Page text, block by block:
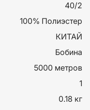
40/2
100% Полиэстер
КИТАЙ
Бобина
5000 метров
1
0.18 кг